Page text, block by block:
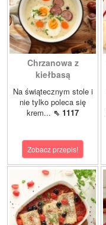
Chrzanowa z
kiełbasą
Na świątecznym stole i
nie tylko poleca się
krem... ⇖ 1117
Zobacz przepis!